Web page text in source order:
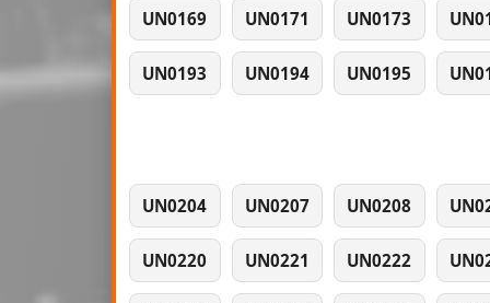
UN0169 UN0171 UN0173
UN0193 UN0194 UN0195
UN0204 UN0207 UN0208
UN0220 UN0221 UN0222